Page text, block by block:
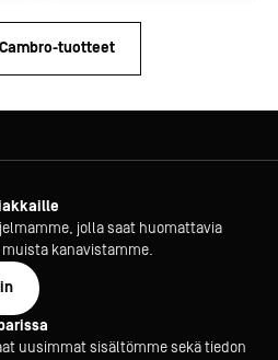
tuotteet
jolla saat huomattavia
kanavistamme.
uusimmat sisältömme sekä tiedon